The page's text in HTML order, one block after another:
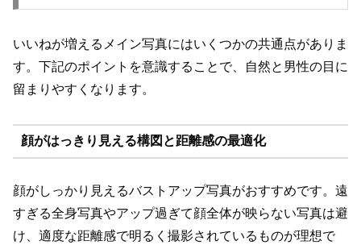
いいねが増えるメイン写真にはいくつかの共通点がありま
す。下記のポイントを意識することで、自然と男性の目に
留まりやすくなります。
顔がはっきり見える構図と距離感の最適化
顔がしっかり見えるバストアップ写真がおすすめです。遠
すぎる全身写真やアップ過ぎて顔全体が映らない写真は避
け、適度な距離感で明るく撮影されているものが理想で